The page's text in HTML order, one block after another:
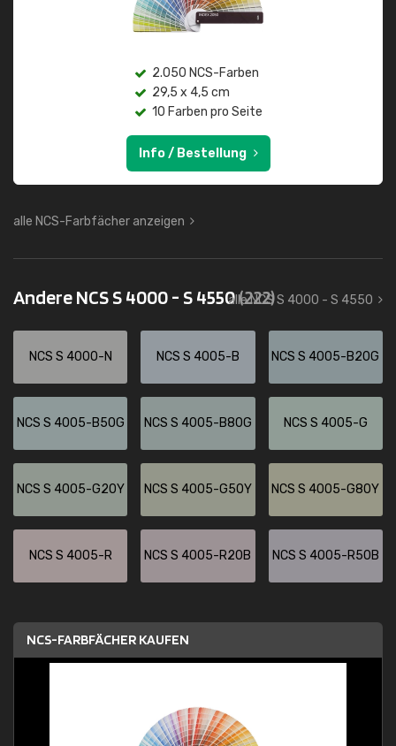
2.050 NCS-Farben
29,5 x 4,5 cm
10 Farben pro Seite
Info / Bestellung
alle NCS-Farbfächer anzeigen
Andere NCS S 4000 - S 4550(222)
alle NCS S 4000 - S 4550
NCS S 4000-N NCS S 4005-B NCS S 4005-B20G
NCS S 4005-B50G NCS S 4005-B80G NCS S 4005-G
NCS S 4005-G20Y NCS S 4005-G50Y NCS S 4005-G80Y
NCS S 4005-R NCS S 4005-R20B NCS S 4005-R50B
NCS-FARBFÄCHER KAUFEN